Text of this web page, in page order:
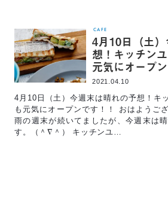
CAFE
4月10日（土
想！キッチン
元気にオープ
2021.04.10
4月10日（土）今週末は晴れの予想！キ
も元気にオープンです！！ おはようご
雨の週末が続いてましたが、今週末は
す。（＾∇＾） キッチンユ…